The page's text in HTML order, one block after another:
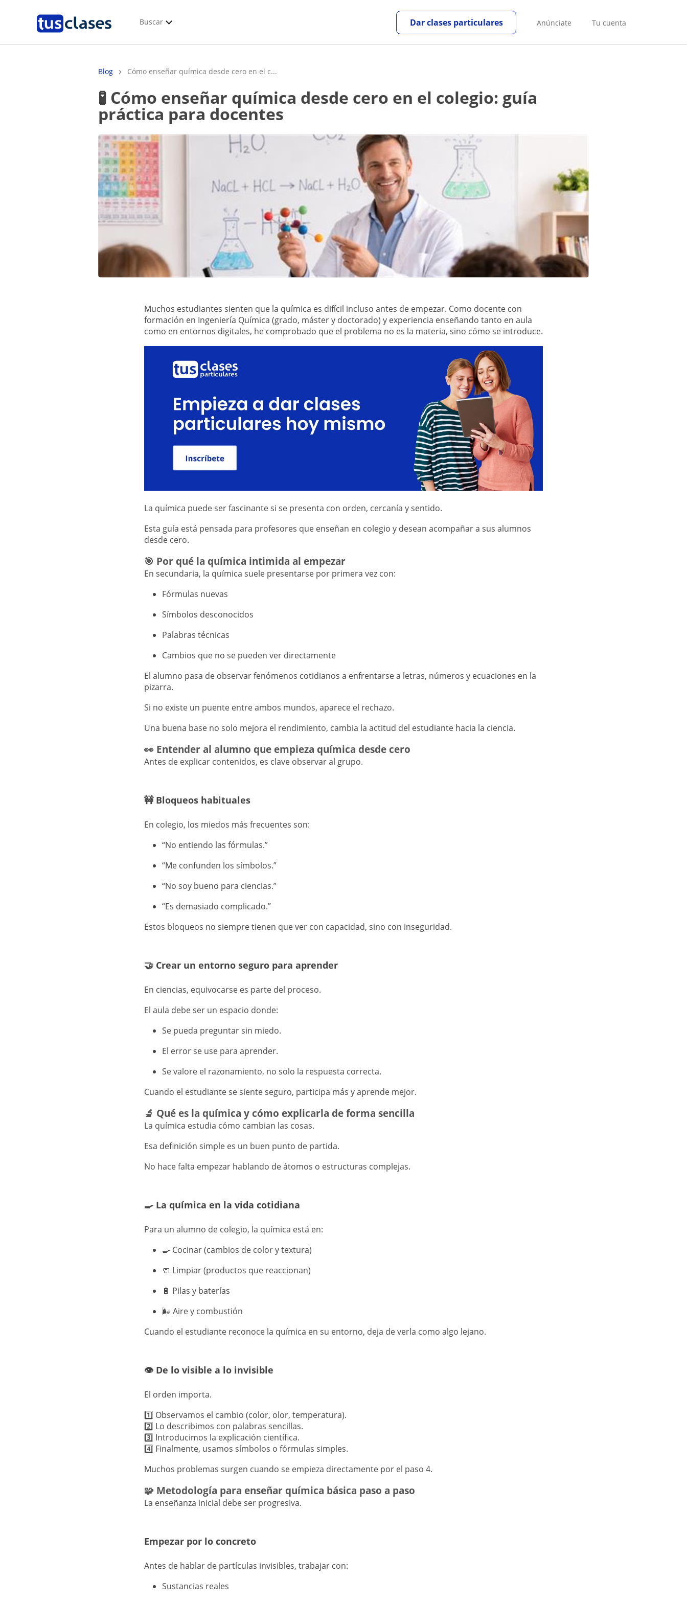
Buscar Anúnciate Tu cuenta
Dar clases particulares
Blog Cómo enseñar química desde cero en el c...
🧪 Cómo enseñar química desde cero en el colegio: guía
práctica para docentes
Muchos estudiantes sienten que la química es difícil incluso antes de empezar. Como docente con
formación en Ingeniería Química (grado, máster y doctorado) y experiencia enseñando tanto en aula
como en entornos digitales, he comprobado que el problema no es la materia, sino cómo se introduce.
La química puede ser fascinante si se presenta con orden, cercanía y sentido.
Esta guía está pensada para profesores que enseñan en colegio y desean acompañar a sus alumnos
desde cero.
🎯 Por qué la química intimida al empezar
En secundaria, la química suele presentarse por primera vez con:
Fórmulas nuevas
Símbolos desconocidos
Palabras técnicas
Cambios que no se pueden ver directamente
El alumno pasa de observar fenómenos cotidianos a enfrentarse a letras, números y ecuaciones en la
pizarra.
Si no existe un puente entre ambos mundos, aparece el rechazo.
Una buena base no solo mejora el rendimiento, cambia la actitud del estudiante hacia la ciencia.
👀 Entender al alumno que empieza química desde cero
Antes de explicar contenidos, es clave observar al grupo.
🚧 Bloqueos habituales
En colegio, los miedos más frecuentes son:
“No entiendo las fórmulas.”
“Me confunden los símbolos.”
“No soy bueno para ciencias.”
“Es demasiado complicado.”
Estos bloqueos no siempre tienen que ver con capacidad, sino con inseguridad.
🤝 Crear un entorno seguro para aprender
En ciencias, equivocarse es parte del proceso.
El aula debe ser un espacio donde:
Se pueda preguntar sin miedo.
El error se use para aprender.
Se valore el razonamiento, no solo la respuesta correcta.
Cuando el estudiante se siente seguro, participa más y aprende mejor.
🔬 Qué es la química y cómo explicarla de forma sencilla
La química estudia cómo cambian las cosas.
Esa definición simple es un buen punto de partida.
No hace falta empezar hablando de átomos o estructuras complejas.
🍳 La química en la vida cotidiana
Para un alumno de colegio, la química está en:
🍳 Cocinar (cambios de color y textura)
🧼 Limpiar (productos que reaccionan)
🔋 Pilas y baterías
🌬️ Aire y combustión
Cuando el estudiante reconoce la química en su entorno, deja de verla como algo lejano.
👁️ De lo visible a lo invisible
El orden importa.
1️⃣ Observamos el cambio (color, olor, temperatura).
2️⃣ Lo describimos con palabras sencillas.
3️⃣ Introducimos la explicación científica.
4️⃣ Finalmente, usamos símbolos o fórmulas simples.
Muchos problemas surgen cuando se empieza directamente por el paso 4.
🧩 Metodología para enseñar química básica paso a paso
La enseñanza inicial debe ser progresiva.
Empezar por lo concreto
Antes de hablar de partículas invisibles, trabajar con:
Sustancias reales